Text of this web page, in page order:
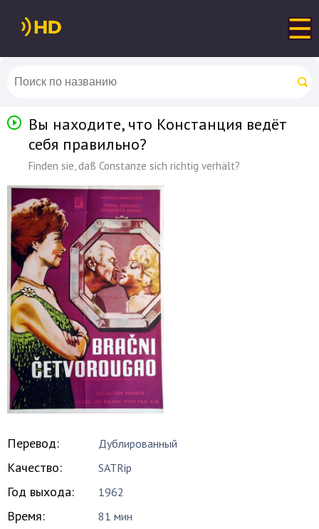
Вы находите, что Констанция ведёт
себя правильно?
Finden sie, daß Constanze sich richtig verhält?
Перевод: Дублированный
Качество: SATRip
Год выхода: 1962
Время: 81 мин